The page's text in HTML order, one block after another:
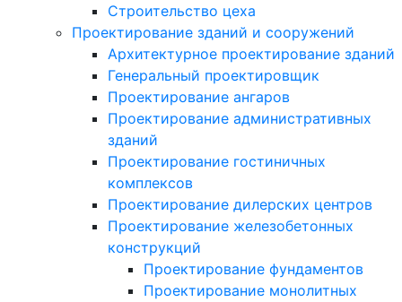
Строительство цеха
Проектирование зданий и сооружений
Архитектурное проектирование зданий
Генеральный проектировщик
Проектирование ангаров
Проектирование административных
зданий
Проектирование гостиничных
комплексов
Проектирование дилерских центров
Проектирование железобетонных
конструкций
Проектирование фундаментов
Проектирование монолитных